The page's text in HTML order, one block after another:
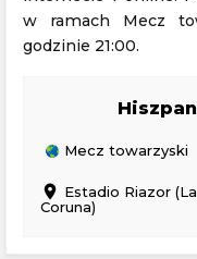
w ramach Mecz
godzinie 21:00.
Mecz towarzyski
location_on Estadio Riazor (La
Coruna)